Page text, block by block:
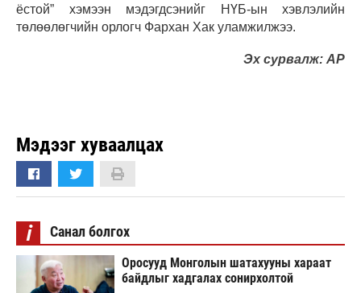
ёстой” хэмээн мэдэгдсэнийг НҮБ-ын хэвлэлийн
төлөөлөгчийн орлогч Фархан Хак уламжилжээ.
Эх сурвалж: AP
Мэдээг хуваалцах
i Санал болгох
Оросууд Монголын шатахууны хараат
байдлыг хадгалах сонирхолтой